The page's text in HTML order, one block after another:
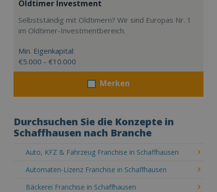
Oldtimer Investment
Selbstständig mit Oldtimern? Wir sind Europas Nr. 1
im Oldtimer-Investmentbereich.
Min. Eigenkapital:
€5.000 - €10.000
Merken
Durchsuchen Sie die Konzepte in
Schaffhausen nach Branche
Auto, KFZ & Fahrzeug Franchise in Schaffhausen
Automaten-Lizenz Franchise in Schaffhausen
Bäckerei Franchise in Schaffhausen